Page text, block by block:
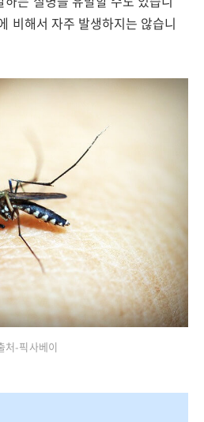
비해서 자주 발생하지는 않습니
처-픽사베이